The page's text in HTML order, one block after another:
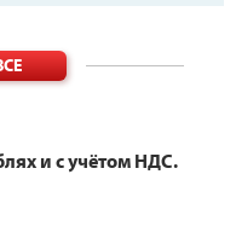
и с учётом НДС.